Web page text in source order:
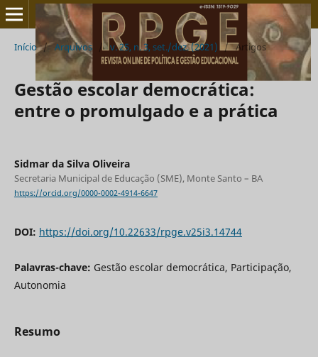
Início / Arquivos / v. 25, n. 3, set./dez. (2021) / Artigos
Gestão escolar democrática:
entre o promulgado e a prática
Sidmar da Silva Oliveira
Secretaria Municipal de Educação (SME), Monte Santo – BA
https://orcid.org/0000-0002-4914-6647
DOI: https://doi.org/10.22633/rpge.v25i3.14744
Palavras-chave: Gestão escolar democrática, Participação,
Autonomia
Resumo